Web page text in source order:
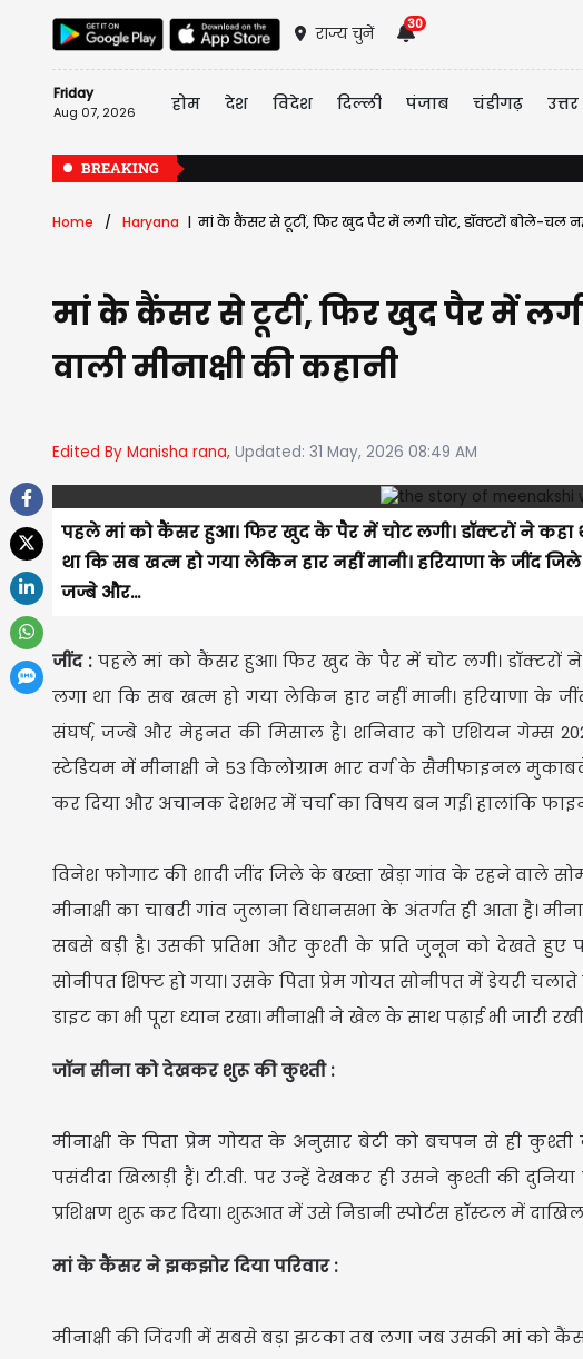
राज्य चुनें
30
Friday
Aug 07, 2026 होम देश विदेश दिल्ली पंजाब चंडीगढ़
BREAKING
Home Haryana मां के कैंसर से टूटीं, फिर खुद पैर में लगी चोट, डॉक्टरों बोले-चल
मां के कैंसर से टूटीं, फिर खुद पैर में
वाली मीनाक्षी की कहानी
Edited By Manisha rana, Updated: 31 May, 2026 08:49 AM
पहले मां को कैंसर हुआ। फिर खुद के पैर में चोट लगी। डॉक्टरों ने
था कि सब खत्म हो गया लेकिन हार नहीं मानी। हरियाणा के जींद
जज्बे और...
जींद : पहले मां को कैंसर हुआ। फिर खुद के पैर में चोट लगी। डॉक्टरों
लगा था कि सब खत्म हो गया लेकिन हार नहीं मानी। हरियाणा के
संघर्ष, जज्बे और मेहनत की मिसाल है। शनिवार को एशियन गेम्स
स्टेडियम में मीनाक्षी ने 53 किलोग्राम भार वर्ग के सैमीफाइनल
कर दिया और अचानक देशभर में चर्चा का विषय बन गईं। हालांकि
विनेश फोगाट की शादी जींद जिले के बख्ता खेड़ा गांव के रहने वाले
मीनाक्षी का चाबरी गांव जुलाना विधानसभा के अंतर्गत ही आता है।
सबसे बड़ी है। उसकी प्रतिभा और कुश्ती के प्रति जुनून को देखते हुए
सोनीपत शिफ्ट हो गया। उसके पिता प्रेम गोयत सोनीपत में डेयरी
डाइट का भी पूरा ध्यान रखा। मीनाक्षी ने खेल के साथ पढ़ाई भी जारी
जॉन सीना को देखकर शुरू की कुश्ती :
मीनाक्षी के पिता प्रेम गोयत के अनुसार बेटी को बचपन से ही
पसंदीदा खिलाड़ी हैं। टी.वी. पर उन्हें देखकर ही उसने कुश्ती की
प्रशिक्षण शुरू कर दिया। शुरूआत में उसे निडानी स्पोर्टस हॉस्टल में
मां के कैंसर ने झकझोर दिया परिवार :
मीनाक्षी की जिंदगी में सबसे बड़ा झटका तब लगा जब उसकी मां को